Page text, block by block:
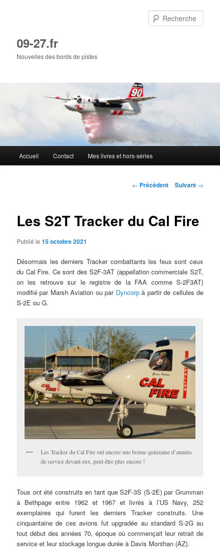
09-27.fr
Nouvelles des bords de pistes
principal
Accueil Contact Mes livres et hors-séries
Navigation
← Précédent Suivant →
Les S2T Tracker du Cal Fire
Publié le15 octobre 2021
Désormais les derniers Tracker combattants les feux sont ceux
du Cal Fire. Ce sont des S2F-3AT (appellation commerciale S2T,
on les retrouve sur le registre de la FAA comme S-2F3AT)
modifié par Marsh Aviation ou par Dyncorpà partir de cellules de
S-2E ou G.
Les Tracker du Cal Fire ont encore une bonne quinzaine d’années
de service devant eux, peut-être plus encore !
Tous ont été construits en tant que S2F-3S (S-2E) par Grumman
à Bethpage entre 1962 et 1967 et livrés à l’US Navy, 252
exemplaires qui furent les derniers Tracker construits. Une
cinquantaine de ces avions fut upgradée au standard S-2G au
tout début des années 70, époque où commençait leur retrait de
service et leur stockage longue durée à Davis Monthan (AZ).